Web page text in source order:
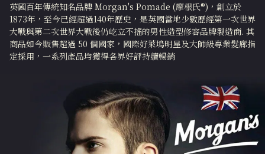
英國百年傳統知名品牌 Morgan's Pomade (摩根氏®)，創立於
1873年，至今已經超過140年歷史，是英國當地少數歷經第一次世界
大戰與第二次世界大戰後仍屹立不搖的男性造型修容品牌製造商. 其
商品如今販售超過 50 個國家，國際好萊塢明星及大師級專業髮廊指
定採用，一系列產品均獲得各界好評持續暢銷